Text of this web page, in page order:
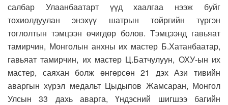
салбар Улаанбаатарт үүд хаалгаа нээж буйг
тохиолдуулан энэхүү шатрын тойргийн түргэн
тоглолтын тэмцээн өчигдөр болов. Тэмцээнд гавьяат
тамирчин, Монголын анхны их мастер Б.Хатанбаатар,
гавьяат тамирчин, их мастер Ц.Батчулуун, ОХУ-ын их
мастер, саяхан болж өнгөрсөн 21 дэх Ази тивийн
аваргын хүрэл медальт Цыдыпов Жамсаран, Монгол
Улсын 33 дахь аварга, Үндэсний шигшээ багийн